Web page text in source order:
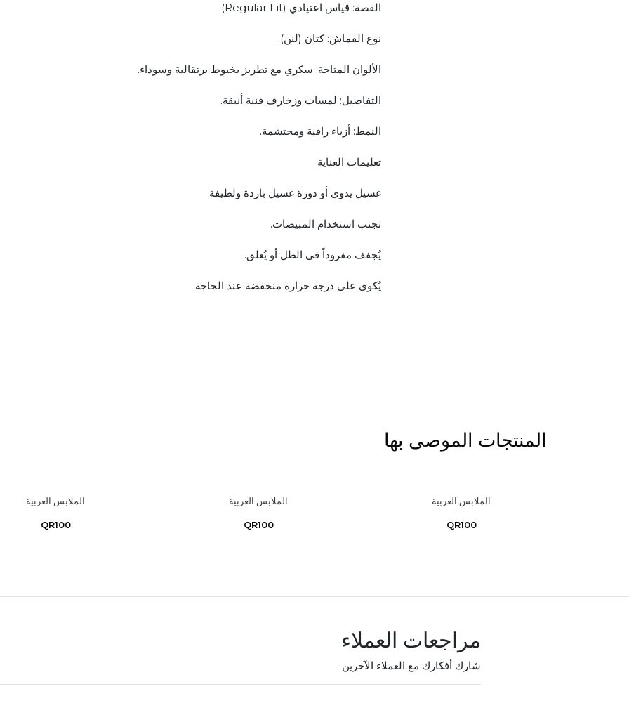
القصة: قياس اعتيادي (Regular Fit).
نوع القماش: كتان (لنن).
الألوان المتاحة: سكري مع تطريز بخيوط برتقالية وسوداء.
التفاصيل: لمسات وزخارف فنية أنيقة.
النمط: أزياء راقية ومحتشمة.
تعليمات العناية
غسيل يدوي أو دورة غسيل باردة ولطيفة.
تجنب استخدام المبيضات.
يُجفف مفروداً في الظل أو يُعلق.
يُكوى على درجة حرارة منخفضة عند الحاجة.
المنتجات الموصى بها
الملابس العربية
QR100
الملابس العربية
QR100
الملابس العربية
QR100
مراجعات العملاء
شارك أفكارك مع العملاء الآخرين